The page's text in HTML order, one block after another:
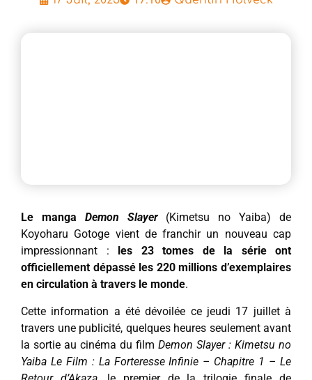
Le manga Demon Slayer
(Kimetsu no Yaiba) de
Koyoharu Gotoge vient de franchir un nouveau cap
impressionnant :
les 23 tomes de la série ont
officiellement dépassé les 220 millions d’exemplaires
en circulation à travers le monde.
Cette information a été dévoilée ce jeudi 17 juillet à
travers une publicité, quelques heures seulement avant
la sortie au cinéma du film Demon Slayer : Kimetsu no
Yaiba Le Film : La Forteresse Infinie – Chapitre 1 – Le